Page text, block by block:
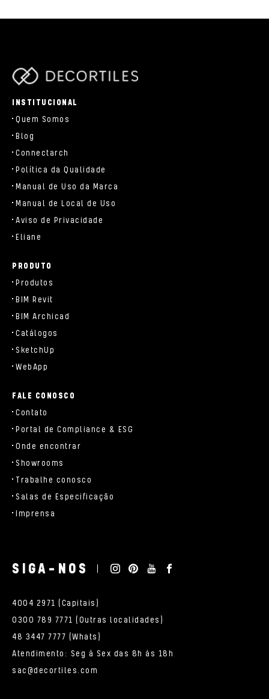
INSTITUCIONAL
Quem Somos
Blog
Connectarch
Política da Qualidade
Manual de Uso da Marca
Manual de Local de Uso
Aviso de Privacidade
Eliane
PRODUTO
Produtos
BIM Revit
BIM Archicad
Catálogos
SketchUp
WebApp
FALE CONOSCO
Contato
Portal de Compliance & ESG
Onde encontrar
Showrooms
Trabalhe conosco
Salas de Especificação
Imprensa
SIGA-NOS
4004 2971 (Capitais)
0300 789 7771 (Outras localidades)
48 3447 7777 (Whats)
Atendimento: Seg à Sex das 8h às 18h
sac@decortiles.com